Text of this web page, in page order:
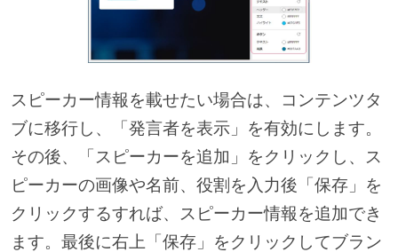
スピーカー情報を載せたい場合は、コンテンツタ
ブに移行し、「発言者を表示」を有効にします。
その後、「スピーカーを追加」をクリックし、ス
ピーカーの画像や名前、役割を入力後「保存」を
クリックするすれば、スピーカー情報を追加でき
ます。最後に右上「保存」をクリックしてブラン